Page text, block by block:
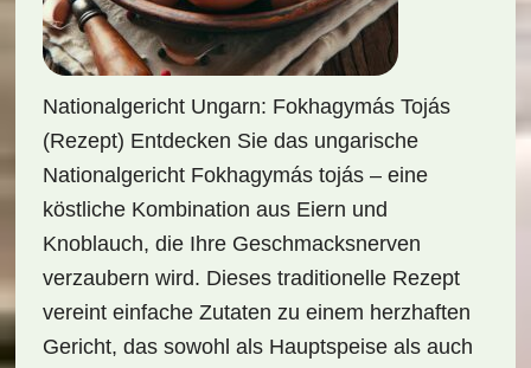
Nationalgericht Ungarn: Fokhagymás Tojás
(Rezept) Entdecken Sie das ungarische
Nationalgericht Fokhagymás tojás – eine
köstliche Kombination aus Eiern und
Knoblauch, die Ihre Geschmacksnerven
verzaubern wird. Dieses traditionelle Rezept
vereint einfache Zutaten zu einem herzhaften
Gericht, das sowohl als Hauptspeise als auch